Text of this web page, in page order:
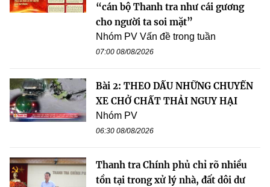
“cán bộ Thanh tra như cái gương
cho người ta soi mặt”
Nhóm PV Vấn đề trong tuần
07:00 08/08/2026
Bài 2: THEO DẤU NHỮNG CHUYẾN
XE CHỞ CHẤT THẢI NGUY HẠI
Nhóm PV
06:30 08/08/2026
Thanh tra Chính phủ chỉ rõ nhiều
tồn tại trong xử lý nhà, đất dôi dư